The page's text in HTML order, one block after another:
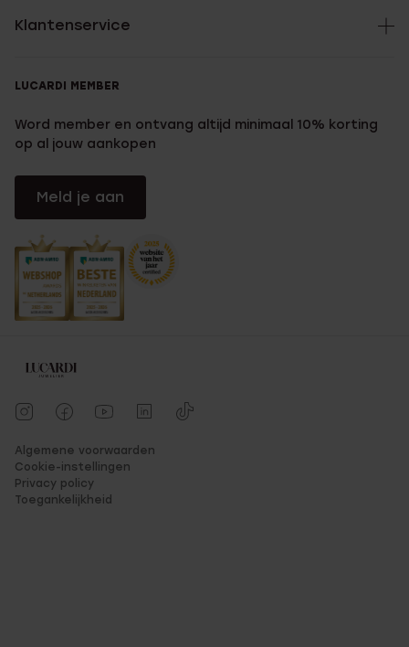
Klantenservice
LUCARDI MEMBER
Word member en ontvang altijd minimaal 10% korting
op al jouw aankopen
Meld je aan
Algemene voorwaarden
Cookie-instellingen
Privacy policy
Toegankelijkheid